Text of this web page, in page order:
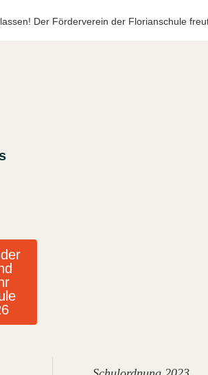
Der Förderverein der Florianschule